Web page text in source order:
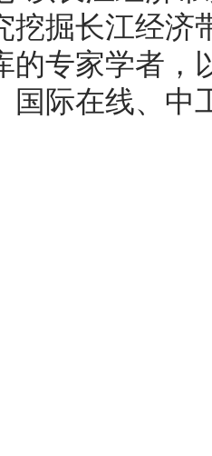
挖掘长江经济
的专家学者，
国际在线、中